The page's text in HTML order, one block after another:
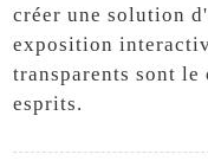
créer une solution
exposition
transparents sont
esprits.